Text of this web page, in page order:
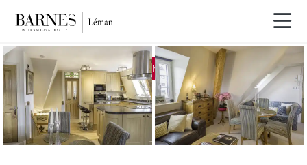
EXCLUSIVITÉ VENDU PAR BARNES